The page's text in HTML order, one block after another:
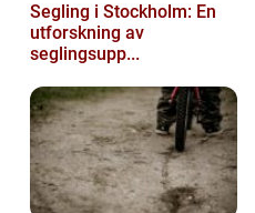
Segling i Stockholm: En
utforskning av
seglingsupp...